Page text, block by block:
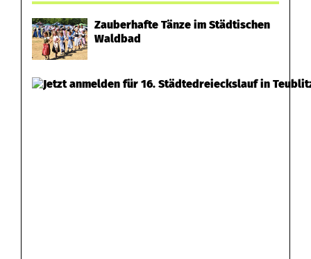
Zauberhafte Tänze im Städtischen
Waldbad